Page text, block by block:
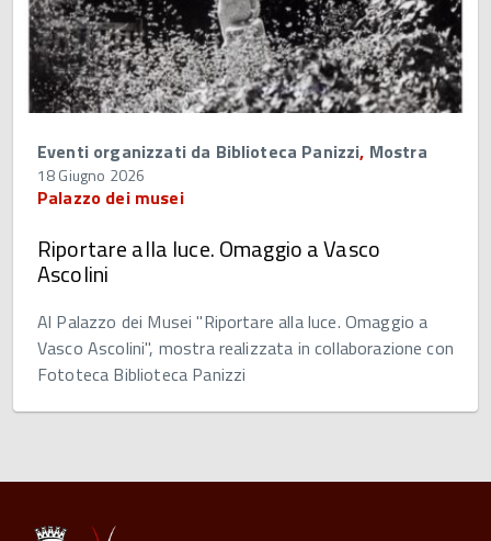
Eventi organizzati da Biblioteca Panizzi, Mostra
18 Giugno 2026
Palazzo dei musei
Riportare alla luce. Omaggio a Vasco
Ascolini
Al Palazzo dei Musei "Riportare alla luce. Omaggio a
Vasco Ascolini", mostra realizzata in collaborazione con
Fototeca Biblioteca Panizzi